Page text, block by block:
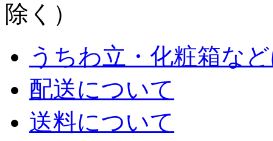
除く）
うちわ立・化粧箱な
配送について
送料について